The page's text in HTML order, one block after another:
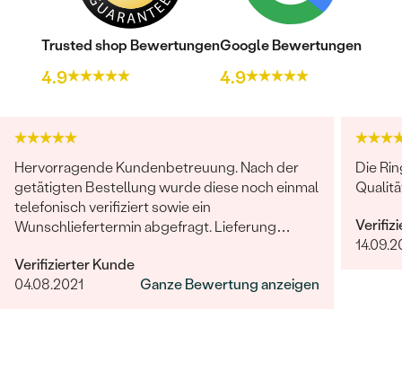
Trusted shop Bewertungen
4.9
Google Bewertungen
4.9
Hervorragende Kundenbetreuung. Nach der
getätigten Bestellung wurde diese noch einmal
telefonisch verifiziert sowie ein
Wunschliefertermin abgefragt. Lieferung
Termin. Die Ware selber ist wirklich sehr gut
verarbeitet und hochwertig. Bin mit Allem
Verifizierter Kunde
04.08.2021
Ganze Bewertung anzeigen
Die